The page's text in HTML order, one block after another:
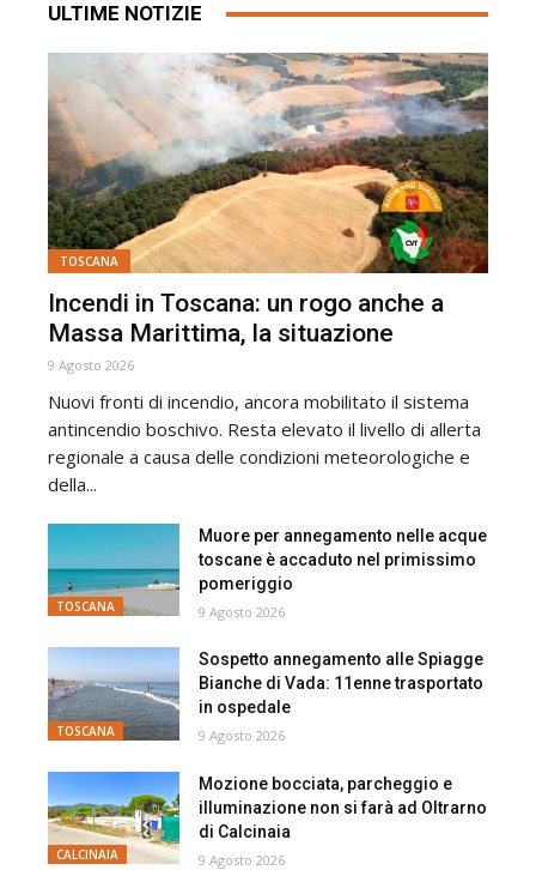
ULTIME NOTIZIE
TOSCANA
Incendi in Toscana: un rogo anche a
Massa Marittima, la situazione
9 Agosto 2026
Nuovi fronti di incendio, ancora mobilitato il sistema
antincendio boschivo. Resta elevato il livello di allerta
regionale a causa delle condizioni meteorologiche e
della...
TOSCANA
Muore per annegamento nelle acque
toscane è accaduto nel primissimo
pomeriggio
9 Agosto 2026
TOSCANA
Sospetto annegamento alle Spiagge
Bianche di Vada: 11enne trasportato
in ospedale
9 Agosto 2026
CALCINAIA
Mozione bocciata, parcheggio e
illuminazione non si farà ad Oltrarno
di Calcinaia
9 Agosto 2026